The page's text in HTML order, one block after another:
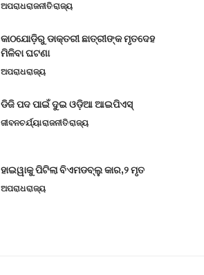
ଅପରାଧରାଜନୀତିରାଜ୍ୟ
କାଠଯୋଡ଼ିରୁ ଡାକ୍ତରୀ ଛାତ୍ରୀଙ୍କ ମୃତଦେହ
ମିଳିବା ଘଟଣା
ଅପରାଧରାଜ୍ୟ
ଡିଜି ପଦ ପାଇଁ ଦୁଇ ଓଡ଼ିଆ ଆଇପିଏସ୍
ଜୀବନଚର୍ଯ୍ୟାରାଜନୀତିରାଜ୍ୟ
ହାଇୱାକୁ ପିଟିଲା ବିଏମଡବ୍ଲୁ କାର,୨ ମୃତ
ଅପରାଧରାଜ୍ୟ